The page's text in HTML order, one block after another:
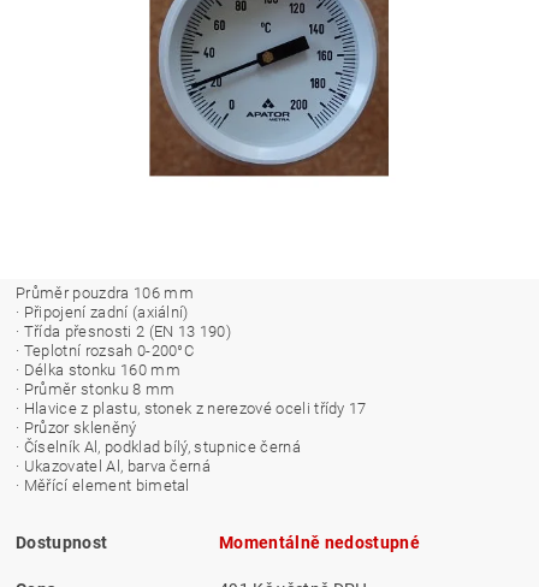
Průměr pouzdra 106 mm
· Připojení zadní (axiální)
· Třída přesnosti 2 (EN 13 190)
· Teplotní rozsah 0-200°C
· Délka stonku 160 mm
· Průměr stonku 8 mm
· Hlavice z plastu, stonek z nerezové oceli třídy 17
· Průzor skleněný
· Číselník Al, podklad bílý, stupnice černá
· Ukazovatel Al, barva černá
· Měřící element bimetal
Dostupnost Momentálně nedostupné